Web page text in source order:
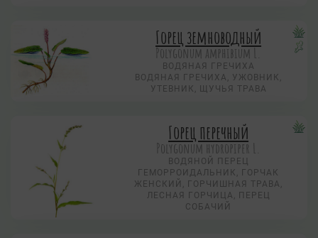
Горец земноводный
Polygonum amphibium L.
ВОДЯНАЯ ГРЕЧИХА
ВОДЯНАЯ ГРЕЧИХА, УЖОВНИК,
УТЕВНИК, ЩУЧЬЯ ТРАВА
Горец перечный
Polygonum hydropiper L.
ВОДЯНОЙ ПЕРЕЦ
ГЕМОРРОИДАЛЬНИК, ГОРЧАК
ЖЕНСКИЙ, ГОРЧИШНАЯ ТРАВА,
ЛЕСНАЯ ГОРЧИЦА, ПЕРЕЦ
СОБАЧИЙ